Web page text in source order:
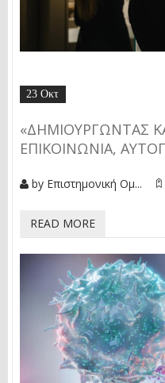
23 Οκτ
«ΔΗΜΙΟΥΡΓΏΝΤΑΣ
ΕΠΙΚΟΙΝΩΝΊΑ,
by Επιστημονική Ομ...
READ MORE